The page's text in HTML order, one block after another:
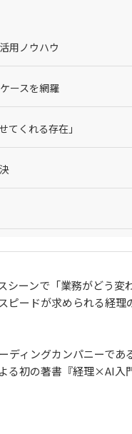
用ノウハウ
ースを網羅
てくれる存在」
シーンで「業務がどう
ピードが求められる経
ディングカンパニーで
る初の著書『経理×AI